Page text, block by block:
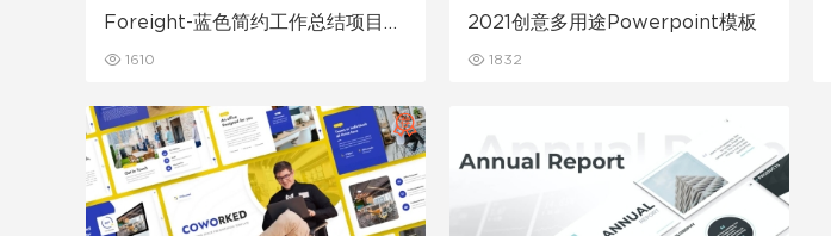
Foreight-蓝色简约工作总结项目报
1610
2021创意多用途Powerpoint模板
1832